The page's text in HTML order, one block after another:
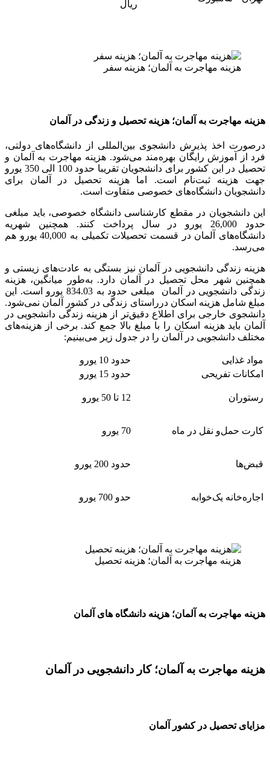
ریال
هزینه مهاجرت به آلمان؛ هزینه سفر
هزینه مهاجرت به آلمان؛ هزینه تحصیل و زندگی در آلمان
درصورت اخذ پذیرش دانشجوی بین‌المللی از دانشگاه‌های دولتی،
فرد از آموزش رایگان بهره‌مند می‌شود. هزینه مهاجرت به آلمان و
تحصیل در این کشور برای دانشجویان تقریبا حدود 100 الی 350 یورو
جهت هزینه ثبت‌نام است. اما هزینه تحصیل در آلمان برای
دانشجویان دانشگاه‌های خصوصی متفاوت است.
این دانشجویان در مقطع کارشناسی دانشگاه خصوصی، باید مبلغی
حدود 26,000 یورو در سال پرداخت کنند. همچنین شهریه
دانشگاه‌های آلمان در قسمت تحصیلات تکمیلی به 40,000 یورو هم
می‌رسد.
هزینه زندگی دانشجویی در آلمان نیز بستگی به عادت‌های زیستی و
همچنین شهر محل تحصیل در آلمان دارد. به‌طور میانگین، هزینه
زندگی دانشجویی در آلمان مبلغی حدود به 834.03 یورو است. این
مبلغ شامل هزینه اسکان درراستای زندگی در کشور آلمان نمی‌شود.
دانشجوی خارجی برای اطلاع دقیق‌تر از هزینه زندگی دانشجویی در
آلمان باید هزینه اسکان را با مبلغ بالا جمع کند. برخی از هزینه‌های
مختلف دانشجویی در آلمان را در جدول زیر می‌بینیم:
مواد غذایی
حدود 10 یورو
امکانات تفریحی
حدود 15 یورو
رستوران 12 تا 50 یورو
کارت حمل‌و نقل در ماه 70 یورو
قبض‌ها حدود 200 یورو
اجاره‌خانه یک‌خوابه حدو 700 یورو
هزینه مهاجرت به آلمان؛ هزینه تحصیل
هزینه مهاجرت به آلمان؛ هزینه دانشگاه های آلمان
هزینه مهاجرت به آلمان؛ کار دانشجویی در آلمان
مزایای تحصیل در کشور آلمان